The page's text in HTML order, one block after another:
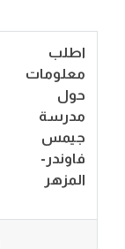
اطلب
معلومات
حول
مدرسة
جيمس
فاوندر-
المزهر